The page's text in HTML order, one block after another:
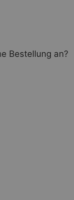
Bestellung an?